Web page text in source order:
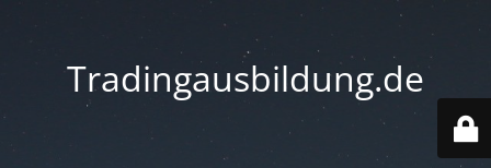
Tradingausbildung.de